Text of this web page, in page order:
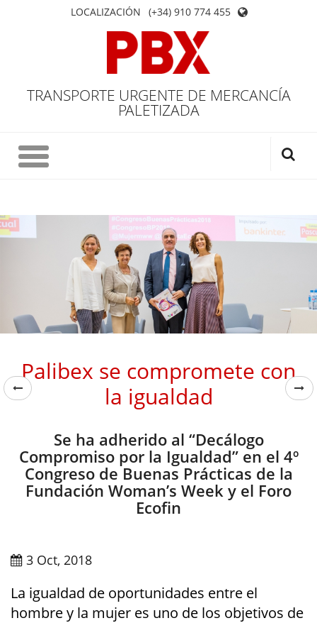
LOCALIZACIÓN (+34) 910 774 455
TRANSPORTE URGENTE DE MERCANCÍA
PALETIZADA
Palibex se compromete con
la igualdad
Se ha adherido al “Decálogo
Compromiso por la Igualdad” en el 4º
Congreso de Buenas Prácticas de la
Fundación Woman’s Week y el Foro
Ecofin
3 Oct, 2018
La igualdad de oportunidades entre el
hombre y la mujer es uno de los objetivos de